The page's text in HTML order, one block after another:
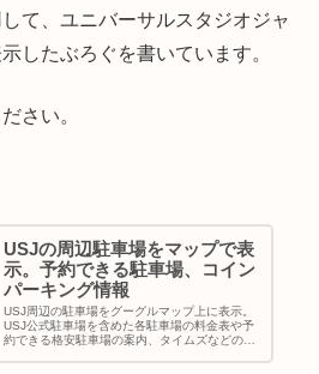
て、ユニバーサルスタジオジャ
したぶろぐを書いています。
さい。
USJの周辺駐車場をマップで表
示。予約できる駐車場、コイン
パーキング情報
USJ周辺の駐車場をグーグルマップ上に表示。
USJ公式駐車場を含めた各駐車場の料金表や予
約できる格安駐車場の案内、タイムズなどのコ